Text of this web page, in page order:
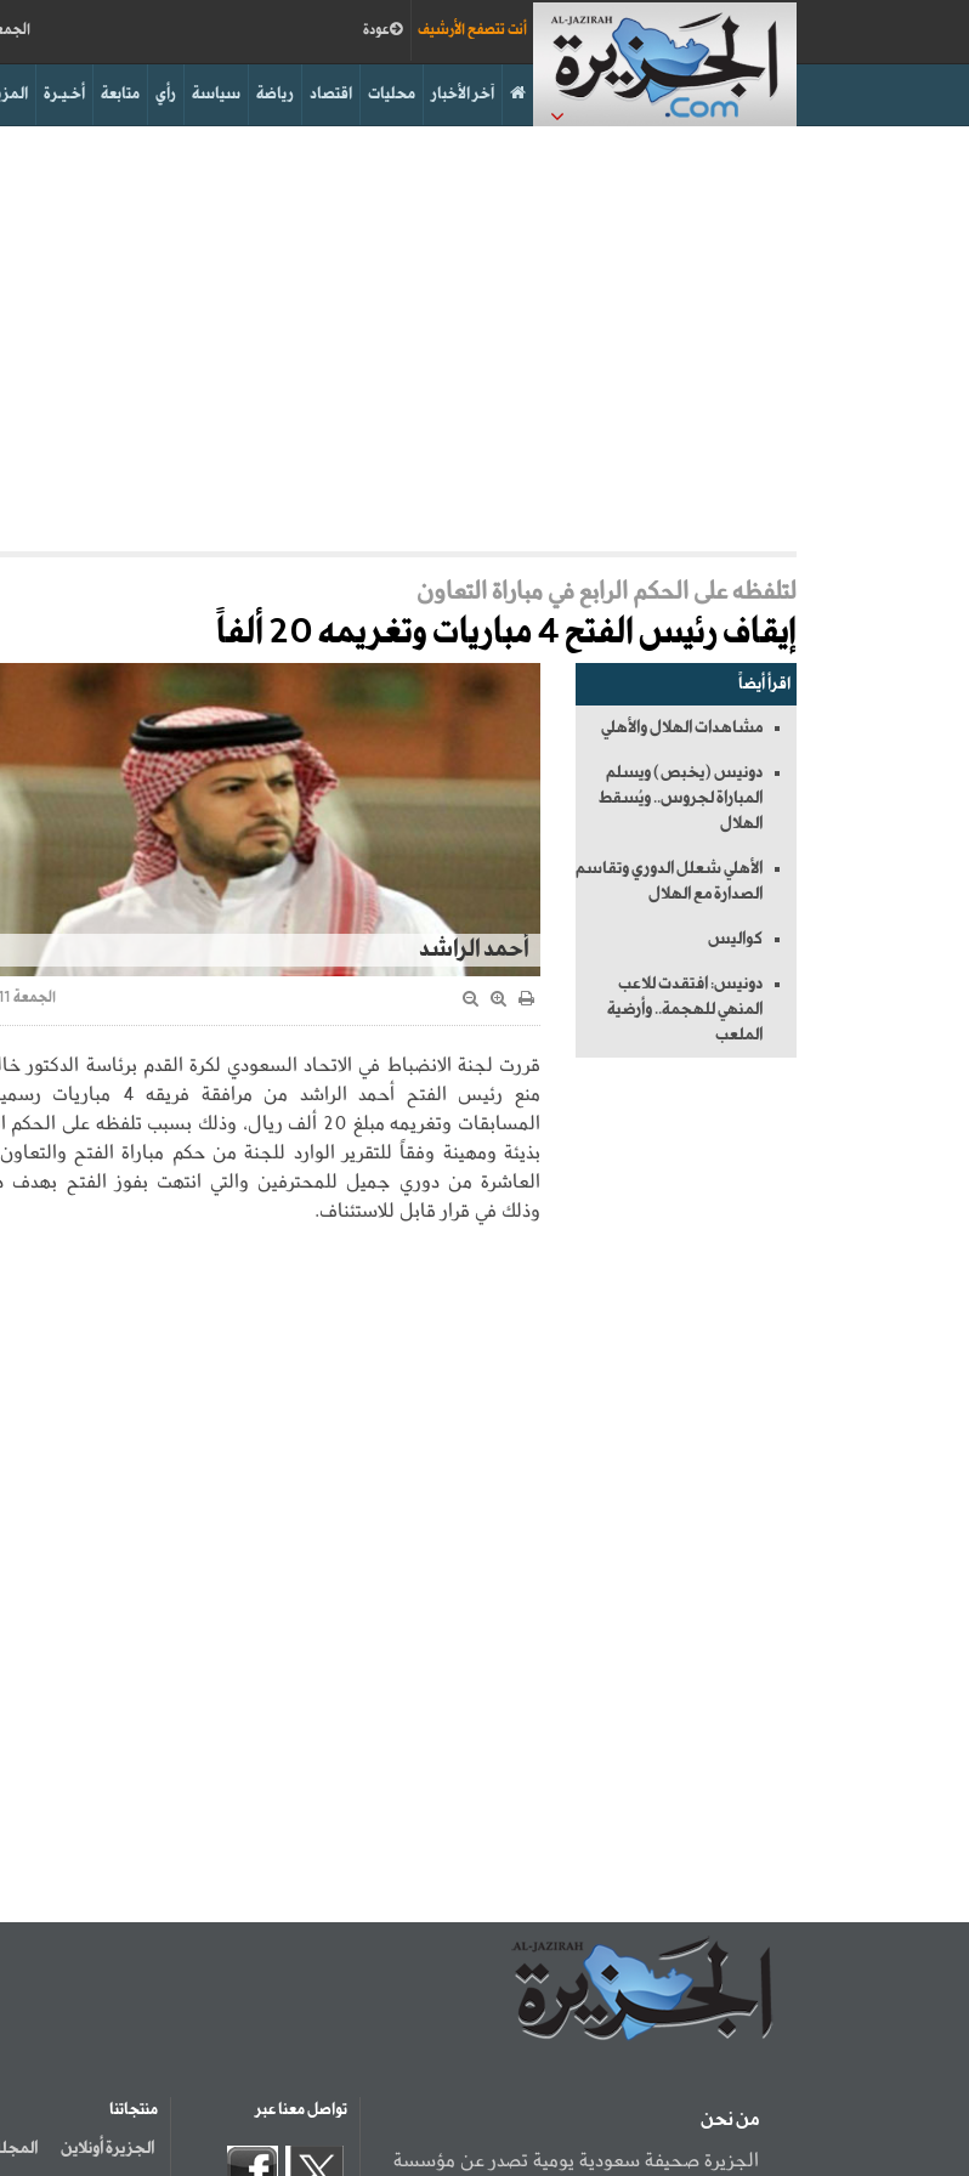
الجمعة 29 صفر 1437 عودة أنت تتصفح الأرشيف
أخـيـرة متابعة رأي سياسة رياضة اقتصاد محليات آخر الأخبار
لتلفظه على الحكم الرابع في مباراة التعاون
إيقاف رئيس الفتح 4 مباريات وتغريمه 20 ألفاً
اقرأ أيضاً
مشاهدات الهلال والأهلي
دونيس (يخبص) ويسلم
المباراة لجروس.. ويُسقط
الهلال
الأهلي شعلل الدوري وتقاسم
الصدارة مع الهلال
كواليس
دونيس: افتقدت للاعب
المنهي للهجمة.. وأرضية
الملعب
أحمد الراشد
الجمعة 11 ديسمبر 2015
قررت لجنة الانضباط في الاتحاد السعودي لكرة القدم برئاسة الدكتور
منع رئيس الفتح أحمد الراشد من
المسابقات وتغريمه مبلغ 20 ألف ريال، وذلك بسبب تلفظه على
بذيئة ومهينة وفقاً للتقرير الوارد للجنة من حكم مباراة الفتح
العاشرة من دوري جميل للمحترفين والتي انتهت بفوز الفتح بهدف
وذلك في قرار قابل للاستئناف.
من نحن
الجزيرة صحيفة سعودية يومية تصدر عن مؤسسة
تواصل معنا عبر منتجاتنا
الجزيرة أونلاين